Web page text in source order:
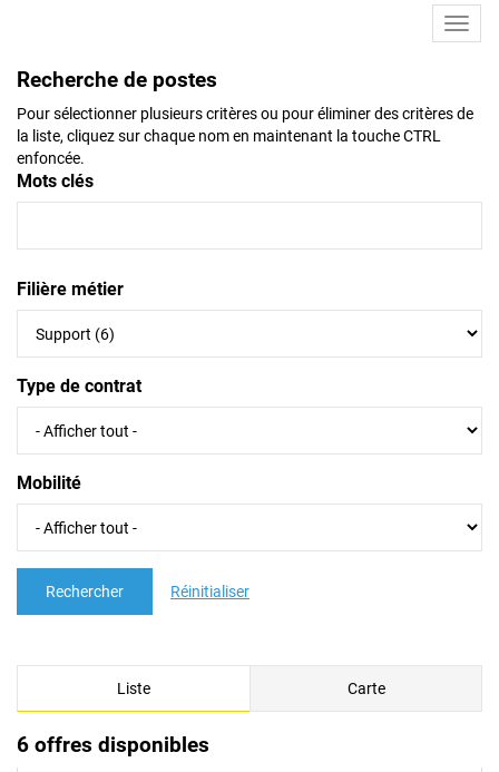
Recherche de postes
Pour sélectionner plusieurs critères ou pour éliminer des critères de
la liste, cliquez sur chaque nom en maintenant la touche CTRL
enfoncée.
Mots clés
Filière métier
Type de contrat
Mobilité
Rechercher Réinitialiser
Liste Carte
6 offres disponibles